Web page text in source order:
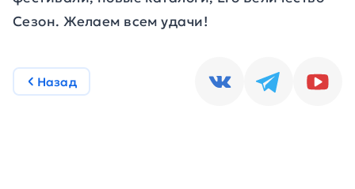
Сезон. Желаем всем удачи!
Назад